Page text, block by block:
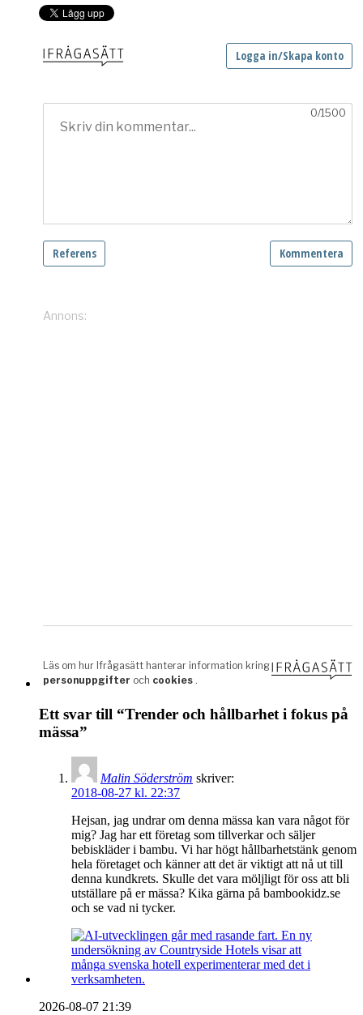
Ett svar till “Trender och hållbarhet i fokus på
mässa”
Malin Söderström skriver:
2018-08-27 kl. 22:37
Hejsan, jag undrar om denna mässa kan vara något för
mig? Jag har ett företag som tillverkar och säljer
bebiskläder i bambu. Vi har högt hållbarhetstänk genom
hela företaget och känner att det är viktigt att nå ut till
denna kundkrets. Skulle det vara möljligt för oss att bli
utställare på er mässa? Kika gärna på bambookidz.se
och se vad ni tycker.
2026-08-07 21:39